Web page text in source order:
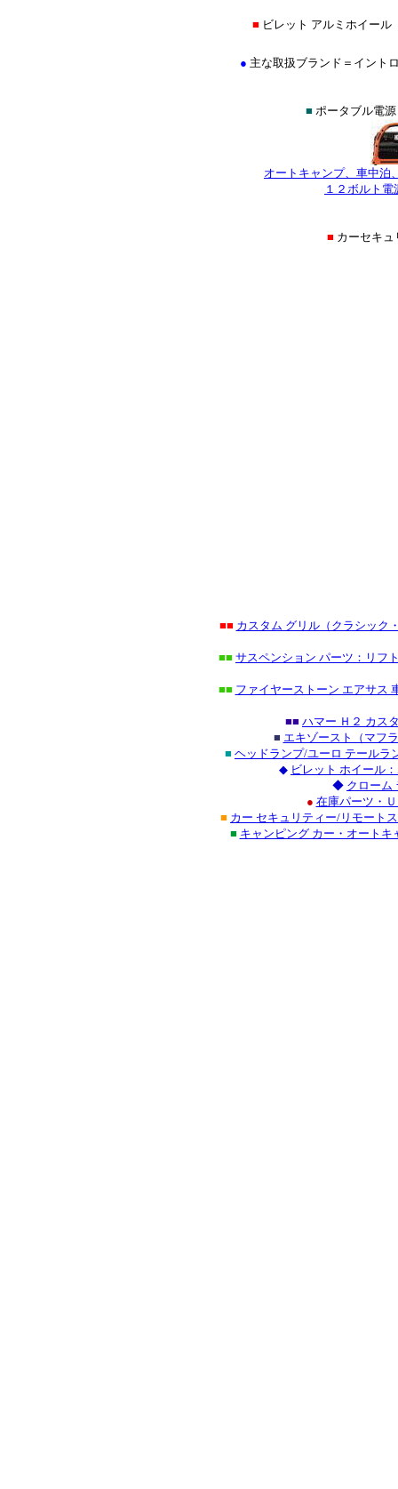
■ ビレット アルミホイー
● 主な取扱ブランド＝イント
■ ポータブル電
オートキャンプ、車中泊
１２ボルト
■ カーセキ
■■ カスタム グリル（クラシック
■■ サスペンション パーツ：リフ
■■ ファイヤーストーン エアサス
■■ ハマー Ｈ２ カス
■ エキゾースト（マフ
■ ヘッドランプ/ユーロ テールラ
◆ ビレット ホイール
◆ クローム
● 在庫パーツ・
■ カー セキュリティー/リモート
■ キャンピング カー・オート